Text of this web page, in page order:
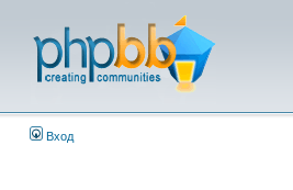
Вход